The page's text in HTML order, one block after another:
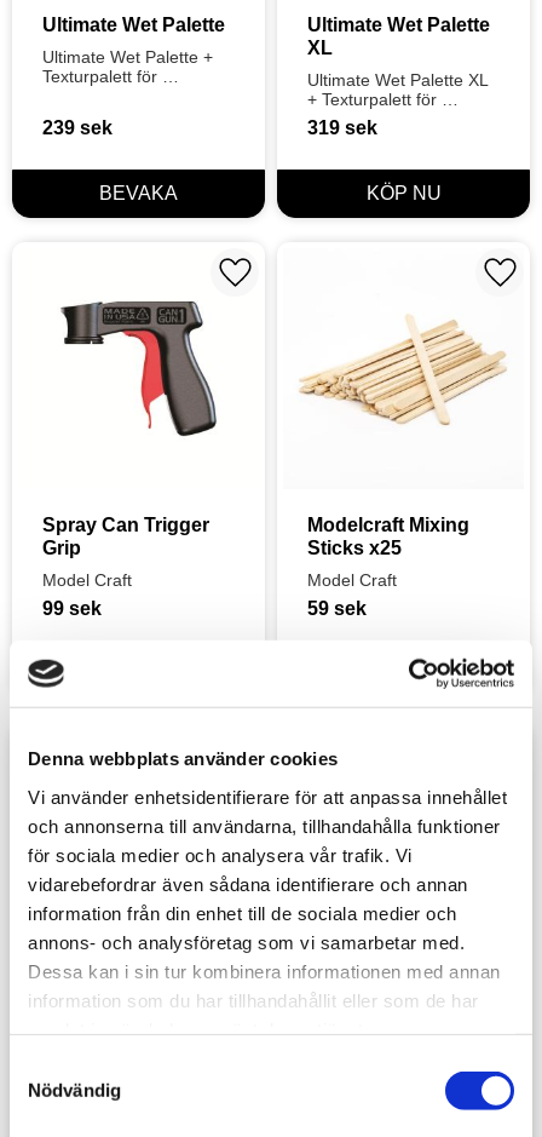
Denna webbplats använder cookies
Vi använder enhetsidentifierare för att anpassa innehållet
och annonserna till användarna, tillhandahålla funktioner
för sociala medier och analysera vår trafik. Vi
vidarebefordrar även sådana identifierare och annan
information från din enhet till de sociala medier och
annons- och analysföretag som vi samarbetar med.
Dessa kan i sin tur kombinera informationen med annan
information som du har tillhandahållit eller som de har
Nödvändig
Ultimate Wet Palette
Ultimate Wet Palette +
Texturpalett för
239 sek
Ultimate Wet Palette
XL
Ultimate Wet Palette XL
+ Texturpalett för
torrborstning + Push
Pop blandningspalett
319 sek
Spray Can Trigger
Grip
Model Craft
99 sek
Lägg till i favoriter
Modelcraft Mixing
Sticks x25
Model Craft
59 sek
Wet Palette XL
The Army Painter
459sek
Lägg till i favoriter
Wet Palette Hydro